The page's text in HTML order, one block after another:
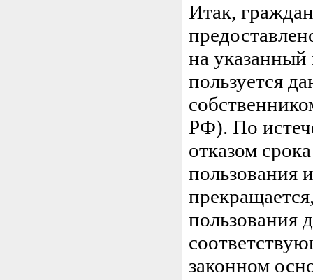
Итак,
на
пользуется
РФ). По
отказом
пользования
законном